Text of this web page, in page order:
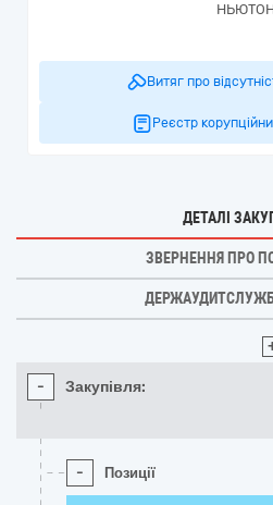
Витяг про
Реєстр
ДЕТАЛІ
ЗВЕРНЕННЯ ПРО
- Закупівля:
- Позиції